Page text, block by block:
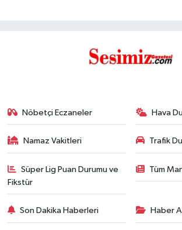
Nöbetçi Eczaneler Hava
Namaz Vakitleri Trafik
Süper Lig Puan Durumu ve
Fikstür
Tüm
Son Dakika Haberleri Haber